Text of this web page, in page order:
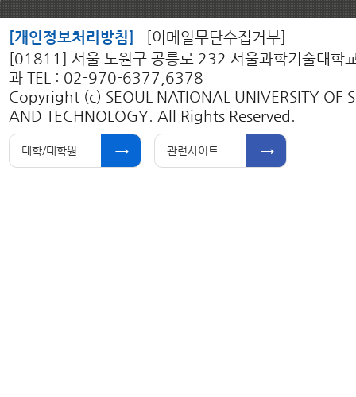
[개인정보처리방침]
[이메일무단수집거부]
[01811] 서울 노원구 공릉로 232 서울과학기술대학
과 TEL : 02-970-6377,6378
Copyright (c) SEOUL NATIONAL UNIVERSITY OF
AND TECHNOLOGY. All Rights Reserved.
대학/대학원 관련사이트